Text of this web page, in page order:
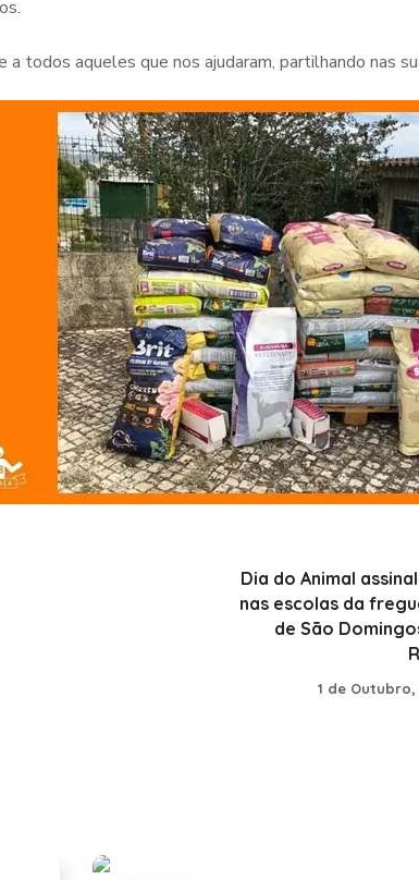
a todos aqueles que nos ajudaram, partilhando nas
Dia do Animal
nas escolas da
de São
1 de Outubro,